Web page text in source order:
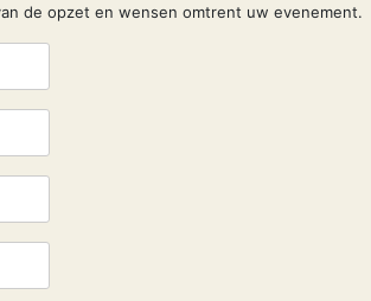
de opzet en wensen omtrent uw evenement.